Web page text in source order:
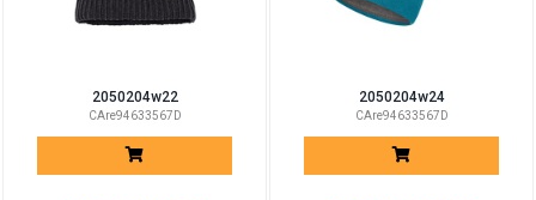
2050204w22
CAre94633567D
2050204w24
CAre94633567D